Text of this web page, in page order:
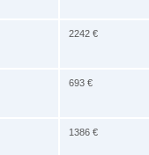
2242 €
693 €
1386 €